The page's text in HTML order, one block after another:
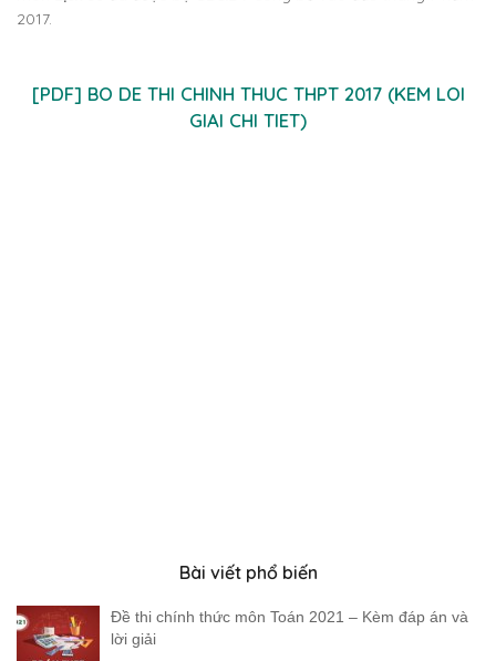
2017.
[PDF] BO DE THI CHINH THUC THPT 2017 (KEM LOI
GIAI CHI TIET)
Bài viết phổ biến
Đề thi chính thức môn Toán 2021 – Kèm đáp án và
lời giải